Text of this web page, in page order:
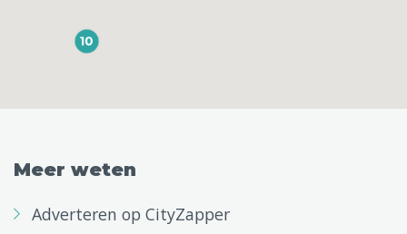
Meer weten
Adverteren op CityZapper